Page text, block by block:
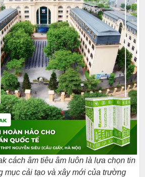
cách âm tiêu âm luôn là lựa chọn tin
mục cải tạo và xây mới của trường